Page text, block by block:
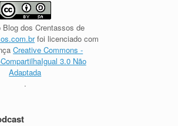
Blog dos Crentassos de
foi licenciado com
Creative Commons -
3.0 Não
Adaptada
.